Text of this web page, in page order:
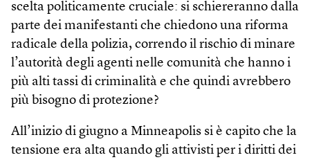
scelta politicamente cruciale: si schiereranno dalla
parte dei manifestanti che chiedono una riforma
radicale della polizia, correndo il rischio di minare
l’autorità degli agenti nelle comunità che hanno i
più alti tassi di criminalità e che quindi avrebbero
più bisogno di protezione?
All’inizio di giugno a Minneapolis si è capito che la
tensione era alta quando gli attivisti per i diritti dei